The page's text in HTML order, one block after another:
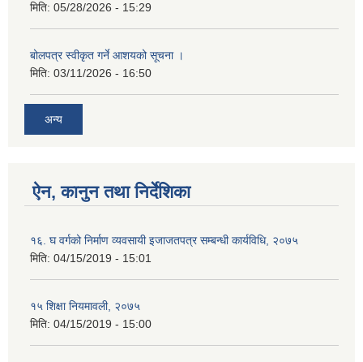
मिति: 05/28/2026 - 15:29
बोलपत्र स्वीकृत गर्ने आशयको सूचना ।
मिति: 03/11/2026 - 16:50
अन्य
ऐन, कानुन तथा निर्देशिका
१६. घ वर्गको निर्माण व्यवसायी इजाजतपत्र सम्बन्धी कार्यविधि, २०७५
मिति: 04/15/2019 - 15:01
१५ शिक्षा नियमावली, २०७५
मिति: 04/15/2019 - 15:00